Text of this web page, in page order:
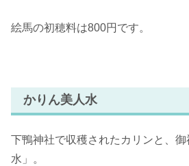
絵馬の初穂料は800円です。
かりん美人水
下鴨神社で収穫されたカリンと、御
水」。